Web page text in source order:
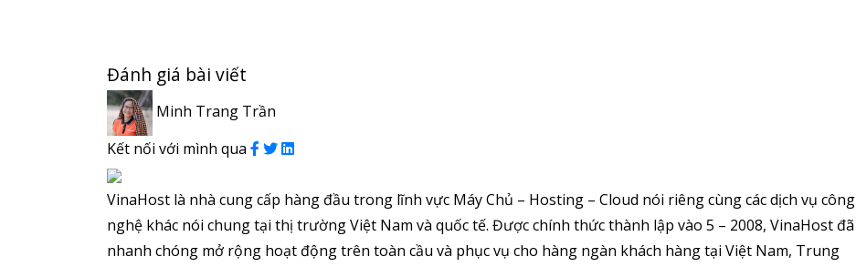
Đánh giá bài viết
Minh Trang Trần
Kết nối với mình qua
VinaHost là nhà cung cấp hàng đầu trong lĩnh vực Máy Chủ – Hosting – Cloud nói riêng cùng các dịch vụ công
nghệ khác nói chung tại thị trường Việt Nam và quốc tế. Được chính thức thành lập vào 5 – 2008, VinaHost đã
nhanh chóng mở rộng hoạt động trên toàn cầu và phục vụ cho hàng ngàn khách hàng tại Việt Nam, Trung